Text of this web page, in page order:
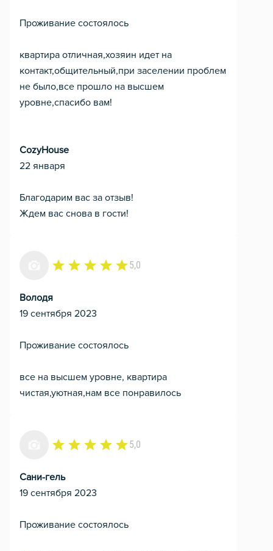
Проживание состоялось
квартира отличная,хозяин идет на
контакт,общительный,при заселении проблем
не было,все прошло на высшем
уровне,спасибо вам!
CozyHouse
22 января
Благодарим вас за отзыв!
Ждем вас снова в гости!
5,0
Володя
19 сентября 2023
Проживание состоялось
все на высшем уровне, квартира
чистая,уютная,нам все понравилось
5,0
Сани-гель
19 сентября 2023
Проживание состоялось